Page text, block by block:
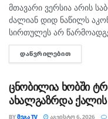
მთავარი ვერსია არის
ძალიან დიდ ნაწილს
სირთულეს არ
ამის შესახებ
გადაცემაში „360...
ᲓᲐᲬᲕᲠᲘᲚᲔᲑᲘᲗ
ცნობილია ხობში
ახალგაზრდა ქალის
BYᲛᲔᲒᲐ TV ᲐᲒᲕᲘᲡᲢᲝ 6, 2026